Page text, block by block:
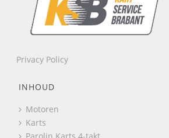
Privacy Policy
INHOUD
Motoren
Karts